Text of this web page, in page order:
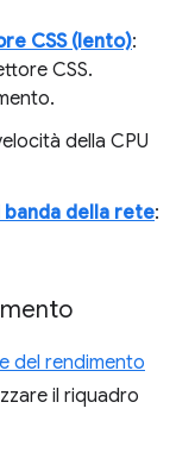
CSS (lento):
CSS.
della CPU
della rete:
del rendimento
il riquadro